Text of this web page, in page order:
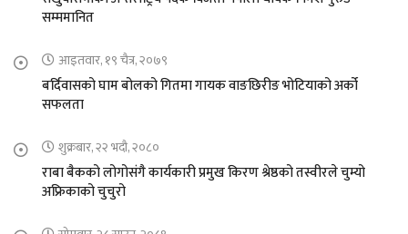
सम्ममानित
आइतवार, १९ चैत्र, २०७९
बर्दिवासको घाम बोलको गितमा गायक वाङछिरीङ भोटियाको अर्को
सफलता
शुक्रबार, २२ भदौ, २०८०
राबा बैकको लोगोसंगै कार्यकारी प्रमुख किरण श्रेष्ठको तस्वीरले चुम्यो
अफ्रिकाको चुचुरो